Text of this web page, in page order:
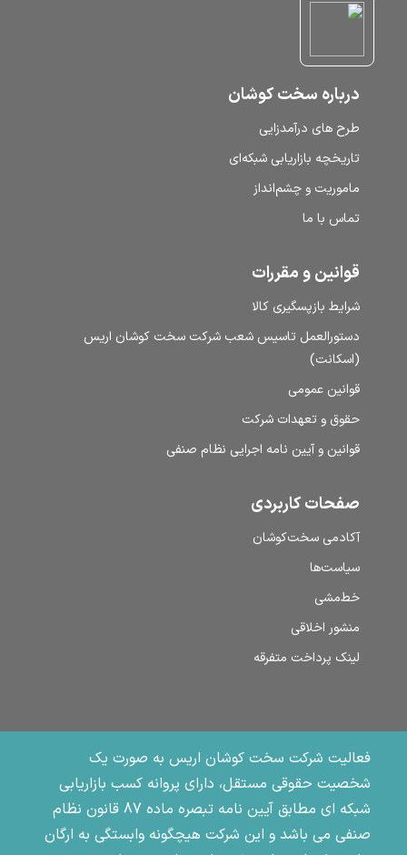
درباره سخت کوشان
طرح‌ های درآمدزایی
تاریخچه بازاریابی شبکه‌ای
ماموریت و چشم‌انداز
تماس با ما
قوانین و مقررات
شرایط بازپسگیری کالا
دستورالعمل تاسیس شعب شرکت سخت کوشان اریس
(اسکانت)
قوانین عمومی
حقوق و تعهدات شرکت
قوانین و آیین نامه اجرایی نظام صنفی
صفحات کاربردی
آکادمی سخت‌کوشان
سیاست‌ها
خط‌مشی
منشور اخلاقی
لینک پرداخت متفرقه
فعالیت شرکت سخت کوشان اریس به صورت یک
شخصیت حقوقی مستقل، دارای پروانه کسب بازاریابی
شبکه ای مطابق آیین نامه تبصره ماده 87 قانون نظام
صنفی می باشد و این شرکت هیچگونه وابستگی به ارگان